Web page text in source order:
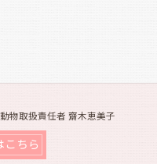
物取扱責任者 齋木恵美子
こちら